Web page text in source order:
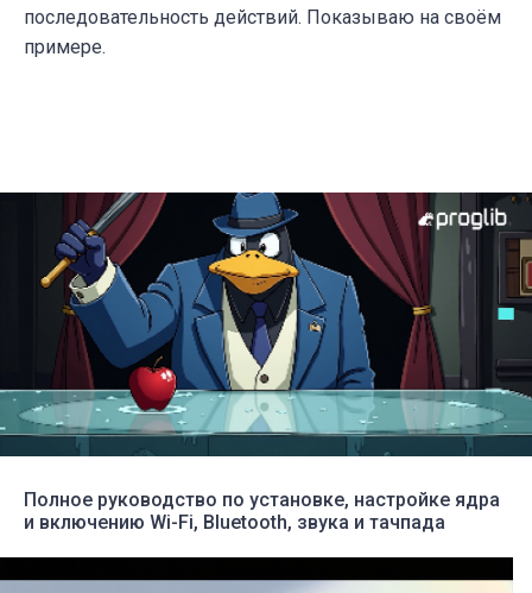
последовательность действий. Показываю на своём
примере.
Полное руководство по установке, настройке ядра
и включению Wi-Fi, Bluetooth, звука и тачпада